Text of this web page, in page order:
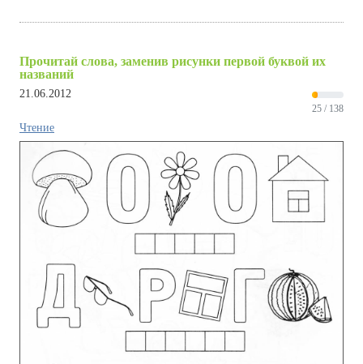
Прочитай слова, заменив рисунки первой буквой их
названий
21.06.2012
25 / 138
Чтение